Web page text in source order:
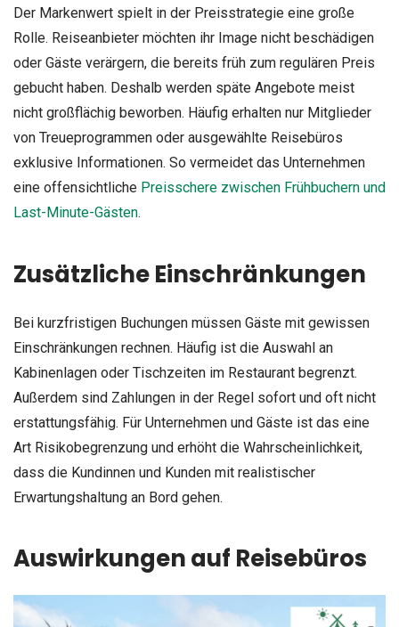
Der Markenwert spielt in der Preisstrategie eine große
Rolle. Reiseanbieter möchten ihr Image nicht beschädigen
oder Gäste verärgern, die bereits früh zum regulären Preis
gebucht haben. Deshalb werden späte Angebote meist
nicht großflächig beworben. Häufig erhalten nur Mitglieder
von Treueprogrammen oder ausgewählte Reisebüros
exklusive Informationen. So vermeidet das Unternehmen
eine offensichtliche Preisschere zwischen Frühbuchern und
Last-Minute-Gästen.
Zusätzliche Einschränkungen
Bei kurzfristigen Buchungen müssen Gäste mit gewissen
Einschränkungen rechnen. Häufig ist die Auswahl an
Kabinenlagen oder Tischzeiten im Restaurant begrenzt.
Außerdem sind Zahlungen in der Regel sofort und oft nicht
erstattungsfähig. Für Unternehmen und Gäste ist das eine
Art Risikobegrenzung und erhöht die Wahrscheinlichkeit,
dass die Kundinnen und Kunden mit realistischer
Erwartungshaltung an Bord gehen.
Auswirkungen auf Reisebüros